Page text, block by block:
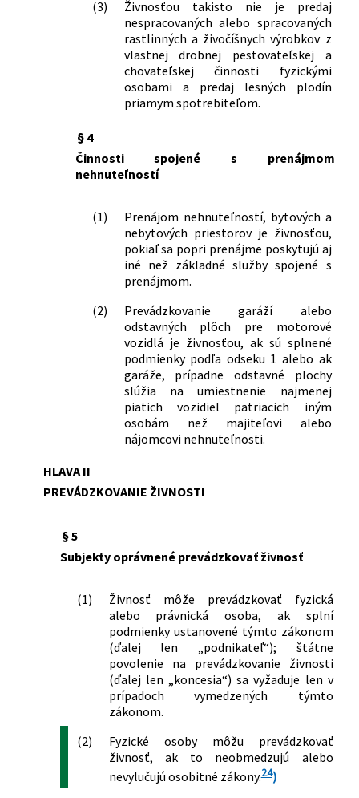
č. 455/1991 Zb. o živnostenskom
podnikaní (živnostenský zákon) v znení
neskorších predpisov a o zmene a
doplnení niektorých zákonov
Zákon, ktorým sa mení a dopĺňa zákon
č. 140/1998 Z. z. o liekoch a
živnostenskom podnikaní
(živnostenský zákon) v znení
Slovenskej republiky č. 220/1996 Z. z. o
reklame v znení neskorších predpisov
Zákon, ktorým sa mení a dopĺňa zákon
Slovenskej národnej rady č. 138/1992
autorizovaných stavebných inžinieroch
v znení zákona č. 236/2000 Z. z. a
dopĺňa zákon č. 455/1991 Zb. o
živnostenskom podnikaní
(živnostenský zákon) v znení
neskorších predpisov
Zákon o prevencii závažných
priemyselných havárií a o zmene a
284/2002 Z. z.
č. 126/1998 Z. z. o Slovenskej
doplnení niektorých ďalších zákonov
Národnej rady Slovenskej republiky č.
168/1996 Z. z. o cestnej doprave v znení
neskorších predpisov a zákon č.
455/1991 Zb. o živnostenskom
podnikaní (živnostenský zákon) v znení
neskorších predpisov
190/2003 Z. z.
Zákon o strelných zbraniach a strelive
a o zmene a doplnení niektorých
zákonov
219/2003 Z. z.
Zákon o zaobchádzaní s chemickými
látkami, ktoré možno zneužiť na
nezákonnú výrobu omamných látok a
(3)
Živnosťou takisto nie je predaj
nespracovaných alebo spracovaných
rastlinných a živočíšnych výrobkov z
vlastnej drobnej pestovateľskej a
chovateľskej činnosti fyzickými
osobami a predaj lesných plodín
priamym spotrebiteľom.
§ 4
Činnosti spojené s prenájmom
nehnuteľností
(1)
Prenájom nehnuteľností, bytových a
nebytových priestorov je živnosťou,
pokiaľ sa popri prenájme poskytujú aj
iné než základné služby spojené s
prenájmom.
(2)
Prevádzkovanie garáží alebo
odstavných plôch pre motorové
vozidlá je živnosťou, ak sú splnené
podmienky podľa odseku 1 alebo ak
garáže, prípadne odstavné plochy
slúžia na umiestnenie najmenej
piatich vozidiel patriacich iným
osobám než majiteľovi alebo
nájomcovi nehnuteľnosti.
HLAVA II
PREVÁDZKOVANIE ŽIVNOSTI
§ 5
Subjekty oprávnené prevádzkovať živnosť
(1)
Živnosť môže prevádzkovať fyzická
alebo právnická osoba, ak splní
podmienky ustanovené týmto zákonom
(ďalej len „podnikateľ“); štátne
povolenie na prevádzkovanie živnosti
(ďalej len „koncesia“) sa vyžaduje len v
prípadoch vymedzených týmto
zákonom.
(2)
Fyzické osoby môžu prevádzkovať
živnosť, ak to neobmedzujú alebo
nevylučujú osobitné zákony.24)